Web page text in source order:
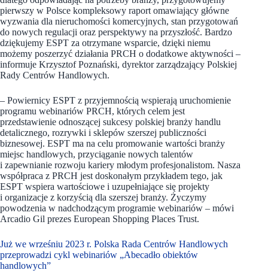
pierwszy w Polsce kompleksowy raport omawiający główne
wyzwania dla nieruchomości komercyjnych, stan przygotowań
do nowych regulacji oraz perspektywy na przyszłość. Bardzo
dziękujemy ESPT za otrzymane wsparcie, dzięki niemu
możemy poszerzyć działania PRCH o dodatkowe aktywności –
informuje Krzysztof Poznański, dyrektor zarządzający Polskiej
Rady Centrów Handlowych.
– Powiernicy ESPT z przyjemnością wspierają uruchomienie
programu webinariów PRCH, których celem jest
przedstawienie odnoszącej sukcesy polskiej branży handlu
detalicznego, rozrywki i sklepów szerszej publiczności
biznesowej. ESPT ma na celu promowanie wartości branży
miejsc handlowych, przyciąganie nowych talentów
i zapewnianie rozwoju kariery młodym profesjonalistom. Nasza
współpraca z PRCH jest doskonałym przykładem tego, jak
ESPT wspiera wartościowe i uzupełniające się projekty
i organizacje z korzyścią dla szerszej branży. Życzymy
powodzenia w nadchodzącym programie webinariów – mówi
Arcadio Gil prezes European Shopping Places Trust.
Już we wrześniu 2023 r. Polska Rada Centrów Handlowych
przeprowadzi cykl webinariów „Abecadło obiektów
handlowych”